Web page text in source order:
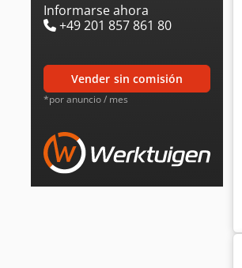
Informarse ahora
+49 201 857 861 80
vender sin comisión
*por anuncio / mes